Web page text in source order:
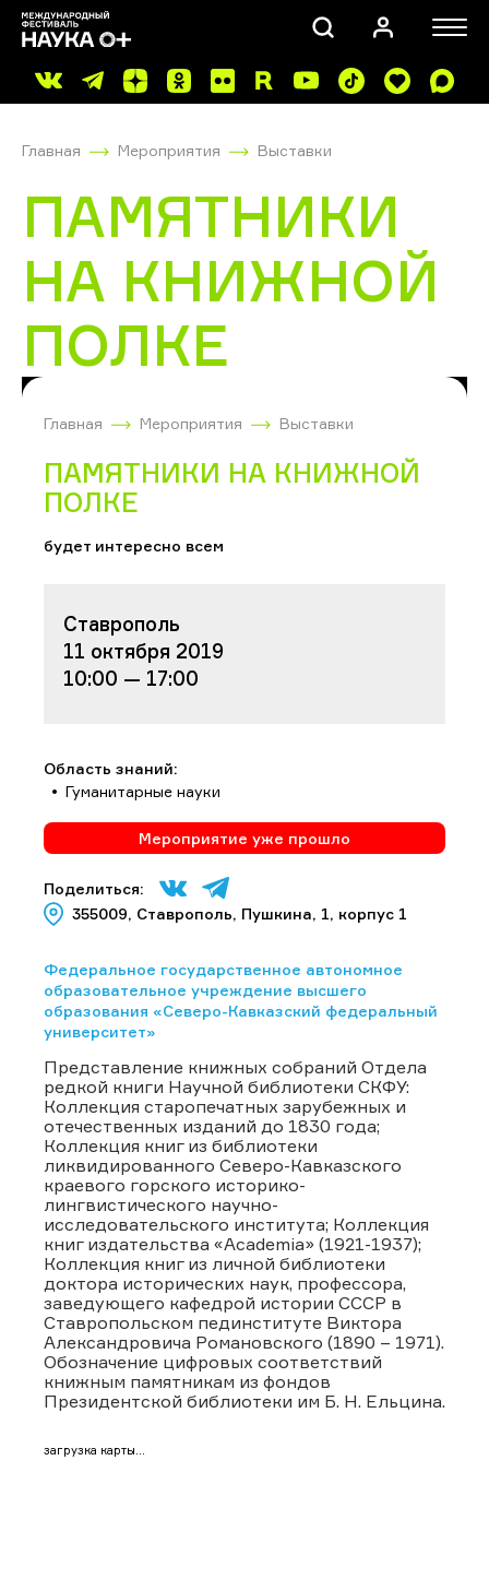
ПОИСК
Главная Мероприятия Выставки
ПАМЯТНИКИ
НА КНИЖНОЙ
ПОЛКЕ
Главная Мероприятия Выставки
ПАМЯТНИКИ НА КНИЖНОЙ
ПОЛКЕ
будет интересно всем
Ставрополь
11 октября 2019
10:00 — 17:00
Область знаний:
Гуманитарные науки
Мероприятие уже прошло
Поделиться:
355009, Ставрополь, Пушкина, 1, корпус 1
Федеральное государственное автономное
образовательное учреждение высшего
образования «Северо-Кавказский федеральный
университет»
Представление книжных собраний Отдела
редкой книги Научной библиотеки СКФУ:
Коллекция старопечатных зарубежных и
отечественных изданий до 1830 года;
Коллекция книг из библиотеки
ликвидированного Северо-Кавказского
краевого горского историко-
лингвистического научно-
исследовательского института; Коллекция
книг издательства «Academia» (1921-1937);
Коллекция книг из личной библиотеки
доктора исторических наук, профессора,
заведующего кафедрой истории СССР в
Ставропольском пединституте Виктора
Александровича Романовского (1890 – 1971).
Обозначение цифровых соответствий
книжным памятникам из фондов
Президентской библиотеки им Б. Н. Ельцина.
загрузка карты...